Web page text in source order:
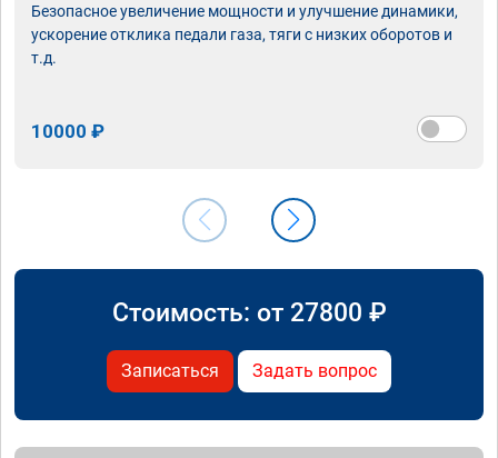
Безопасное увеличение мощности и улучшение динамики,
ускорение отклика педали газа, тяги с низких оборотов и
т.д.
10000 ₽
Стоимость: от 27800 ₽
Записаться Задать вопрос